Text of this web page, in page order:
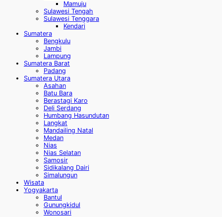
Mamuju
Sulawesi Tengah
Sulawesi Tenggara
Kendari
Sumatera
Bengkulu
Jambi
Lampung
Sumatera Barat
Padang
Sumatera Utara
Asahan
Batu Bara
Berastagi Karo
Deli Serdang
Humbang Hasundutan
Langkat
Mandailing Natal
Medan
Nias
Nias Selatan
Samosir
Sidikalang Dairi
Simalungun
Wisata
Yogyakarta
Bantul
Gunungkidul
Wonosari